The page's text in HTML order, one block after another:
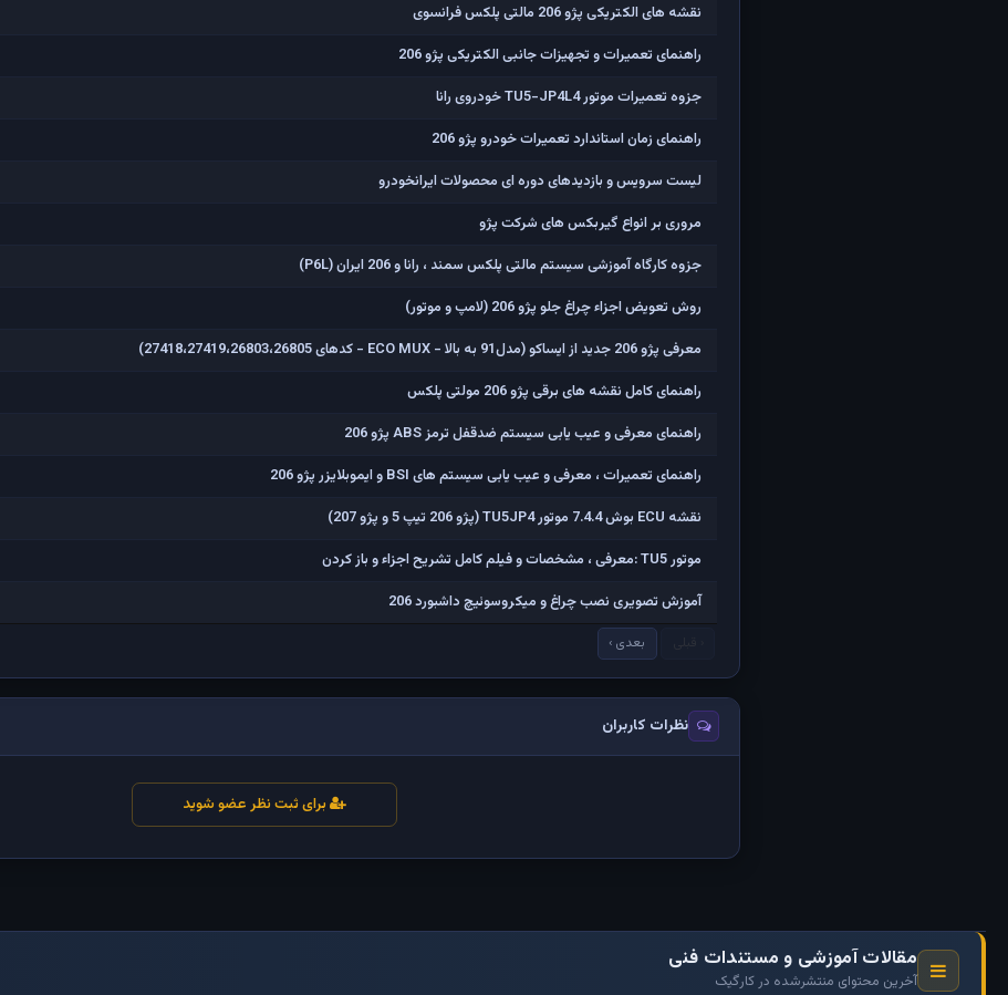
نقشه های الکتریکی پژو 206 مالتی پلکس فرانسوی
راهنمای تعمیرات و تجهیزات جانبی الکتریکی پژو 206
جزوه تعمیرات موتور TU5-JP4L4 خودروی رانا
راهنمای زمان استاندارد تعمیرات خودرو پژو 206
لیست سرویس و بازدیدهای دوره ای محصولات ایرانخودرو
مروری بر انواع گیربکس های شرکت پژو
جزوه کارگاه آموزشی سیستم مالتی پلکس سمند ، رانا و 206 ايران (P6L)
روش تعویض اجزاء چراغ جلو پژو 206 (لامپ و موتور)
معرفی پژو 206 جدید از ایساکو (مدل91 به بالا - ECO MUX - کدهای 27418،27419،26803،26805)
راهنمای کامل نقشه های برقی پژو 206 مولتی پلکس
راهنمای معرفی و عیب یابی سیستم ضدقفل ترمز ABS پژو 206
راهنمای تعمیرات ، معرفی و عیب یابی سیستم های BSI و ایموبلایزر پژو 206
نقشه ECU بوش 7.4.4 موتور TU5JP4 (پژو 206 تیپ 5 و پژو 207)
موتور TU5 :معرفی ، مشخصات و فیلم کامل تشریح اجزاء و باز کردن
آموزش تصویری نصب چراغ و میکروسوئیچ داشبورد 206
بعدی ›
نظرات کاربران
برای ثبت نظر عضو شوید
مقالات آموزشی و مستندات فنی
آخرین محتوای منتشرشده در کارگیک